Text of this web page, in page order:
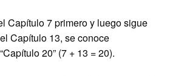
Capítulo 7 primero y luego sigue
Capítulo 13, se conoce
20” (7 + 13 = 20).